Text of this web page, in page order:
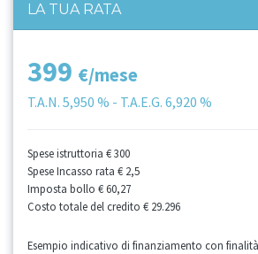
LA TUA RATA
399 €/mese
T.A.N. 5,950 % - T.A.E.G. 6,920 %
Spese istruttoria € 300
Spese Incasso rata € 2,5
Imposta bollo € 60,27
Costo totale del credito € 29.296
Esempio indicativo di finanziamento con